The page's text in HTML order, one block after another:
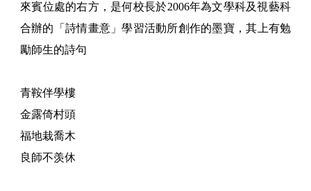
來賓位處的右方，是何校長於2006年為文學科及視藝科
合辦的「詩情畫意」學習活動所創作的墨寶，其上有勉
勵師生的詩句
青鞍伴學樓
金露倚村頭
福地栽喬木
良師不羡休